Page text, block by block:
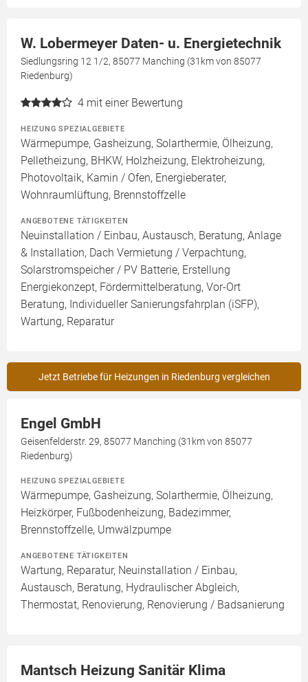
W. Lobermeyer Daten- u. Energietechnik
Siedlungsring 12 1/2, 85077 Manching (31km von 85077
Riedenburg)
4 mit einer Bewertung
HEIZUNG SPEZIALGEBIETE
Wärmepumpe, Gasheizung, Solarthermie, Ölheizung,
Pelletheizung, BHKW, Holzheizung, Elektroheizung,
Photovoltaik, Kamin / Ofen, Energieberater,
Wohnraumlüftung, Brennstoffzelle
ANGEBOTENE TÄTIGKEITEN
Neuinstallation / Einbau, Austausch, Beratung, Anlage
& Installation, Dach Vermietung / Verpachtung,
Solarstromspeicher / PV Batterie, Erstellung
Energiekonzept, Fördermittelberatung, Vor-Ort
Beratung, Individueller Sanierungsfahrplan (iSFP),
Wartung, Reparatur
Jetzt Betriebe für Heizungen in Riedenburg vergleichen
Engel GmbH
Geisenfelderstr. 29, 85077 Manching (31km von 85077
Riedenburg)
HEIZUNG SPEZIALGEBIETE
Wärmepumpe, Gasheizung, Solarthermie, Ölheizung,
Heizkörper, Fußbodenheizung, Badezimmer,
Brennstoffzelle, Umwälzpumpe
ANGEBOTENE TÄTIGKEITEN
Wartung, Reparatur, Neuinstallation / Einbau,
Austausch, Beratung, Hydraulischer Abgleich,
Thermostat, Renovierung, Renovierung / Badsanierung
Mantsch Heizung Sanitär Klima